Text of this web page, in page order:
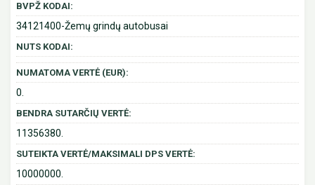
BVPŽ KODAI:
34121400-Žemų grindų autobusai
NUTS KODAI:
NUMATOMA VERTĖ (EUR):
0.
BENDRA SUTARČIŲ VERTĖ:
11356380.
SUTEIKTA VERTĖ/MAKSIMALI DPS VERTĖ:
10000000.